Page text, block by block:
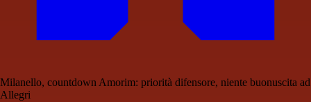
Milanello, countdown Amorim: priorità difensore, niente buonuscita ad
Allegri